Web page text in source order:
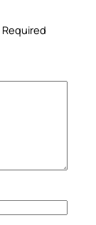
Required